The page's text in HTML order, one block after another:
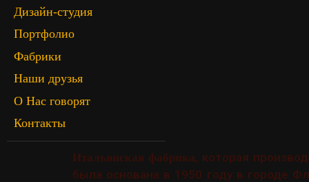
Дизайн-студия
Портфолио
Фабрики
Наши друзья
О Нас говорят
Контакты
Итальянская фабрика, которая
была основана в 1950 году в городе